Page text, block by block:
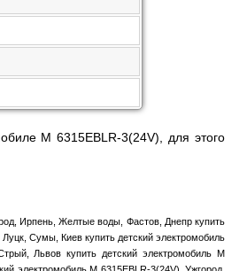
M 6315EBLR-3(24V), для этого
Ирпень, Желтые воды, Фастов, Днепр купить
Сумы, Киев купить детский электромобиль
Львов купить детский электромобиль M
электромобиль M 6315EBLR-3(24V), Ужгород,